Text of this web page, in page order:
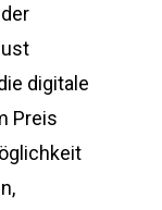
digitale
Preis